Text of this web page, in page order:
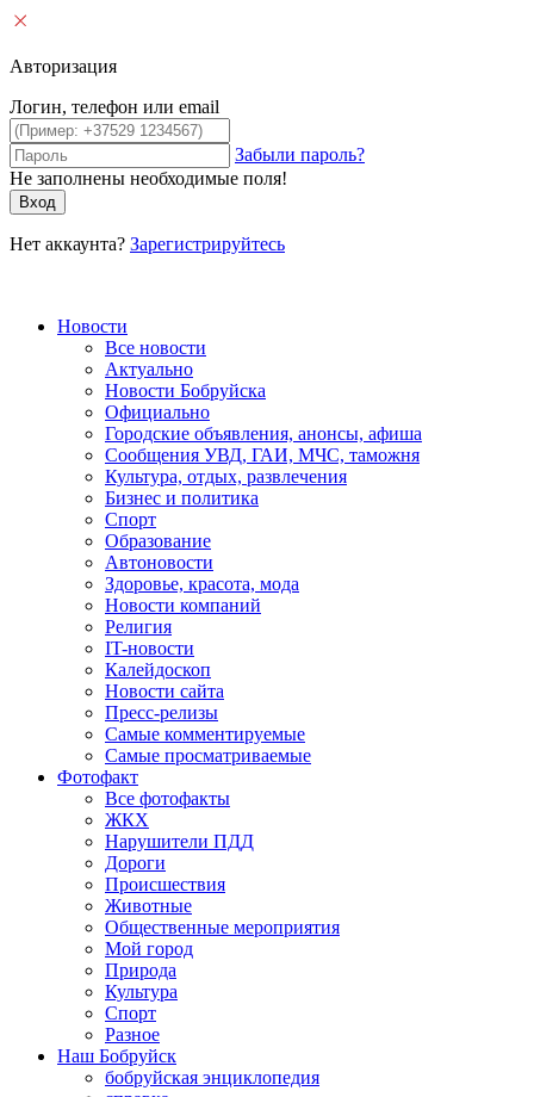
Авторизация
Логин, телефон или email
Забыли пароль?
Не заполнены необходимые поля!
Вход
Нет аккаунта? Зарегистрируйтесь
Новости
Все новости
Актуально
Новости Бобруйска
Официально
Городские объявления, анонсы, афиша
Сообщения УВД, ГАИ, МЧС, таможня
Культура, отдых, развлечения
Бизнес и политика
Спорт
Образование
Автоновости
Здоровье, красота, мода
Новости компаний
Религия
IT-новости
Калейдоскоп
Новости сайта
Пресс-релизы
Самые комментируемые
Самые просматриваемые
Фотофакт
Все фотофакты
ЖКХ
Нарушители ПДД
Дороги
Происшествия
Животные
Общественные мероприятия
Мой город
Природа
Культура
Спорт
Разное
Наш Бобруйск
бобруйская энциклопедия